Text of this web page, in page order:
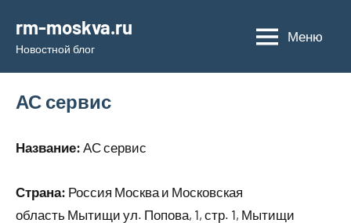
содержимому
rm-moskva.ru
Новостной блог
Меню
АС сервис
Название: АС сервис
Страна: Россия Москва и Московская
область Мытищи ул. Попова, 1, стр. 1, Мытищи